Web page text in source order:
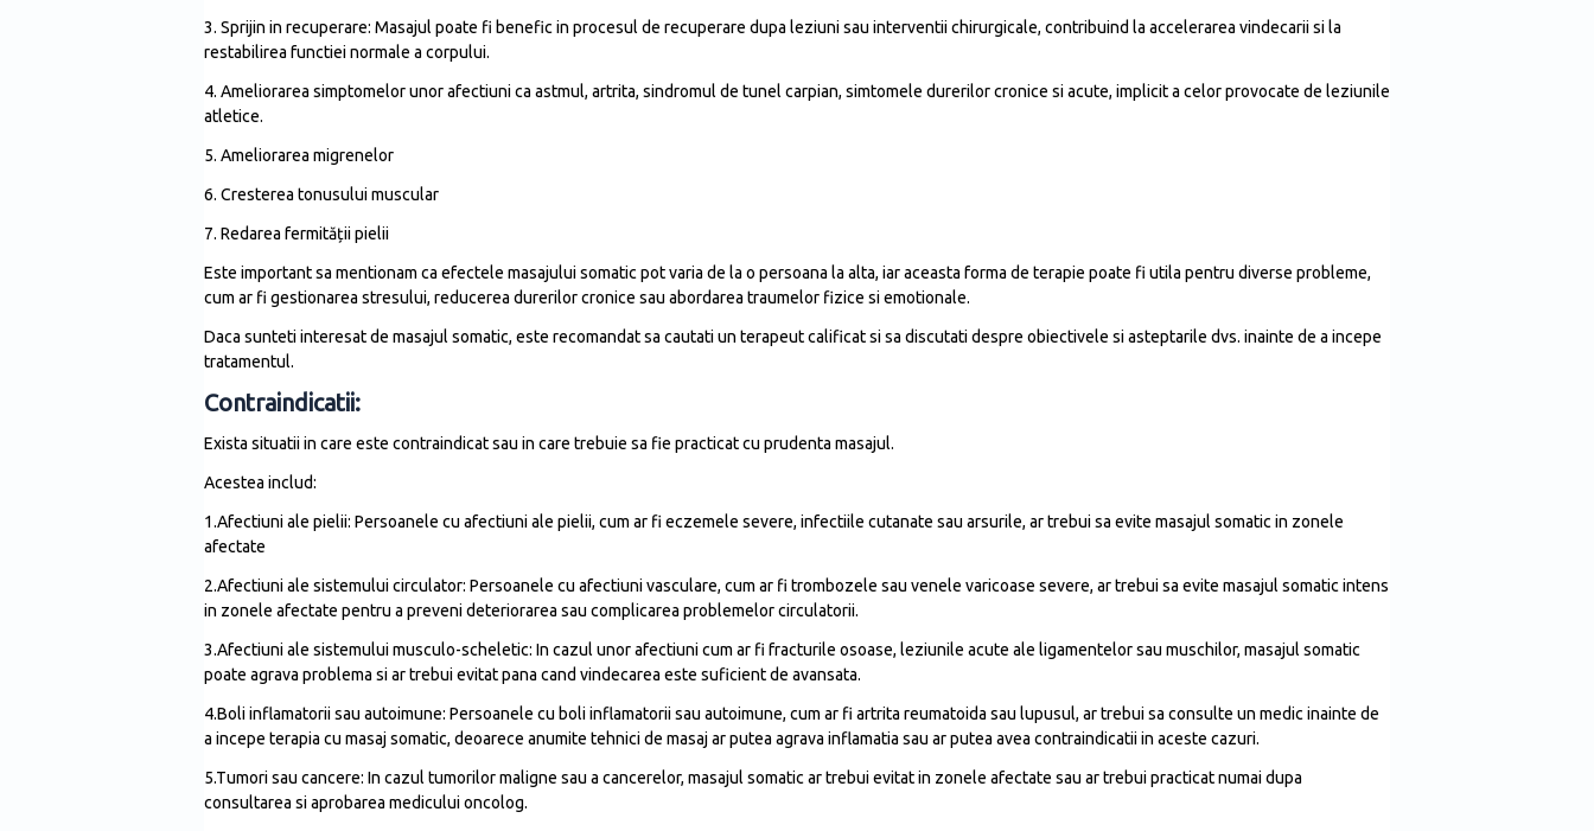
3. Sprijin in recuperare: Masajul poate fi benefic in procesul de recuperare dupa leziuni sau interventii chirurgicale, contribuind la accelerarea vindecarii si la
restabilirea functiei normale a corpului.
4. Ameliorarea simptomelor unor afectiuni ca astmul, artrita, sindromul de tunel carpian, simtomele durerilor cronice si acute, implicit a celor provocate de leziunile
atletice.
5. Ameliorarea migrenelor
6. Cresterea tonusului muscular
7. Redarea fermității pielii
Este important sa mentionam ca efectele masajului somatic pot varia de la o persoana la alta, iar aceasta forma de terapie poate fi utila pentru diverse probleme,
cum ar fi gestionarea stresului, reducerea durerilor cronice sau abordarea traumelor fizice si emotionale.
Daca sunteti interesat de masajul somatic, este recomandat sa cautati un terapeut calificat si sa discutati despre obiectivele si asteptarile dvs. inainte de a incepe
tratamentul.
Contraindicatii:
Exista situatii in care este contraindicat sau in care trebuie sa fie practicat cu prudenta masajul.
Acestea includ:
1.Afectiuni ale pielii: Persoanele cu afectiuni ale pielii, cum ar fi eczemele severe, infectiile cutanate sau arsurile, ar trebui sa evite masajul somatic in zonele
afectate
2.Afectiuni ale sistemului circulator: Persoanele cu afectiuni vasculare, cum ar fi trombozele sau venele varicoase severe, ar trebui sa evite masajul somatic intens
in zonele afectate pentru a preveni deteriorarea sau complicarea problemelor circulatorii.
3.Afectiuni ale sistemului musculo-scheletic: In cazul unor afectiuni cum ar fi fracturile osoase, leziunile acute ale ligamentelor sau muschilor, masajul somatic
poate agrava problema si ar trebui evitat pana cand vindecarea este suficient de avansata.
4.Boli inflamatorii sau autoimune: Persoanele cu boli inflamatorii sau autoimune, cum ar fi artrita reumatoida sau lupusul, ar trebui sa consulte un medic inainte de
a incepe terapia cu masaj somatic, deoarece anumite tehnici de masaj ar putea agrava inflamatia sau ar putea avea contraindicatii in aceste cazuri.
5.Tumori sau cancere: In cazul tumorilor maligne sau a cancerelor, masajul somatic ar trebui evitat in zonele afectate sau ar trebui practicat numai dupa
consultarea si aprobarea medicului oncolog.